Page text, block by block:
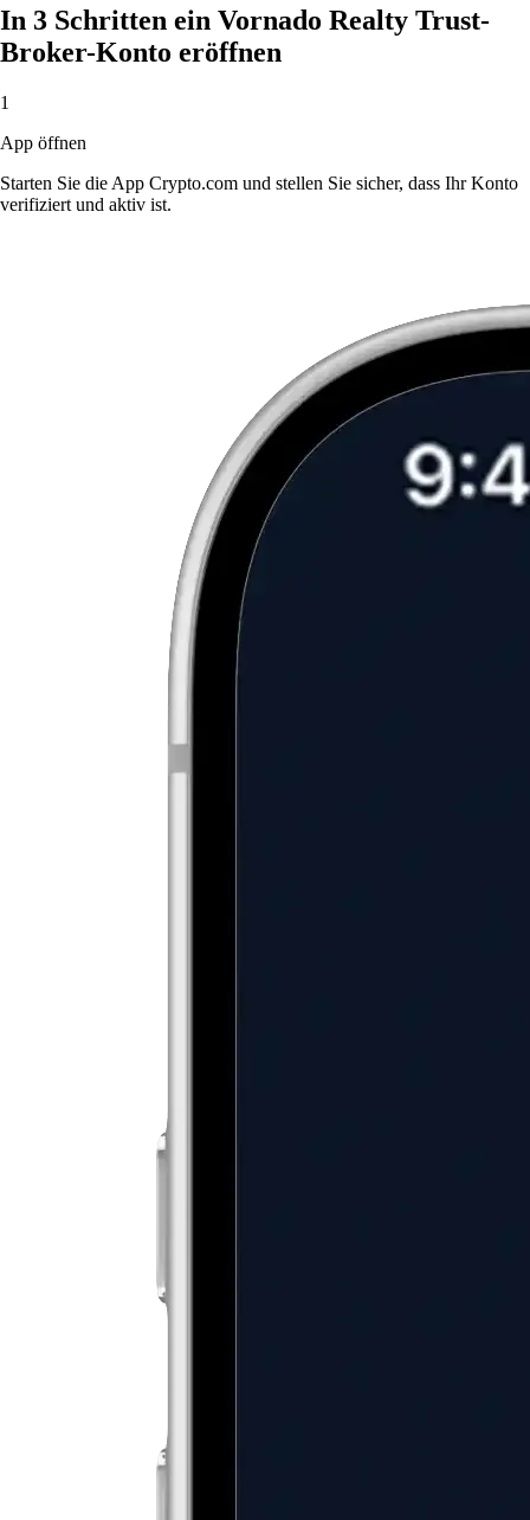
In 3 Schritten ein Vornado Realty Trust-
Broker-Konto eröffnen
1
App öffnen
Starten Sie die App Crypto.com und stellen Sie sicher, dass Ihr Konto
verifiziert und aktiv ist.